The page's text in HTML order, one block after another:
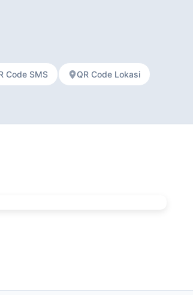
Code SMS QR Code Lokasi